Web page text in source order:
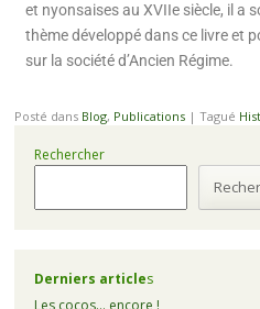
et nyonsaises au XVIIe siècle, il a
thème développé dans ce livre et
sur la société d’Ancien Régime.
Posté dans Blog, Publications | Tagué
Rechercher
Derniers articles